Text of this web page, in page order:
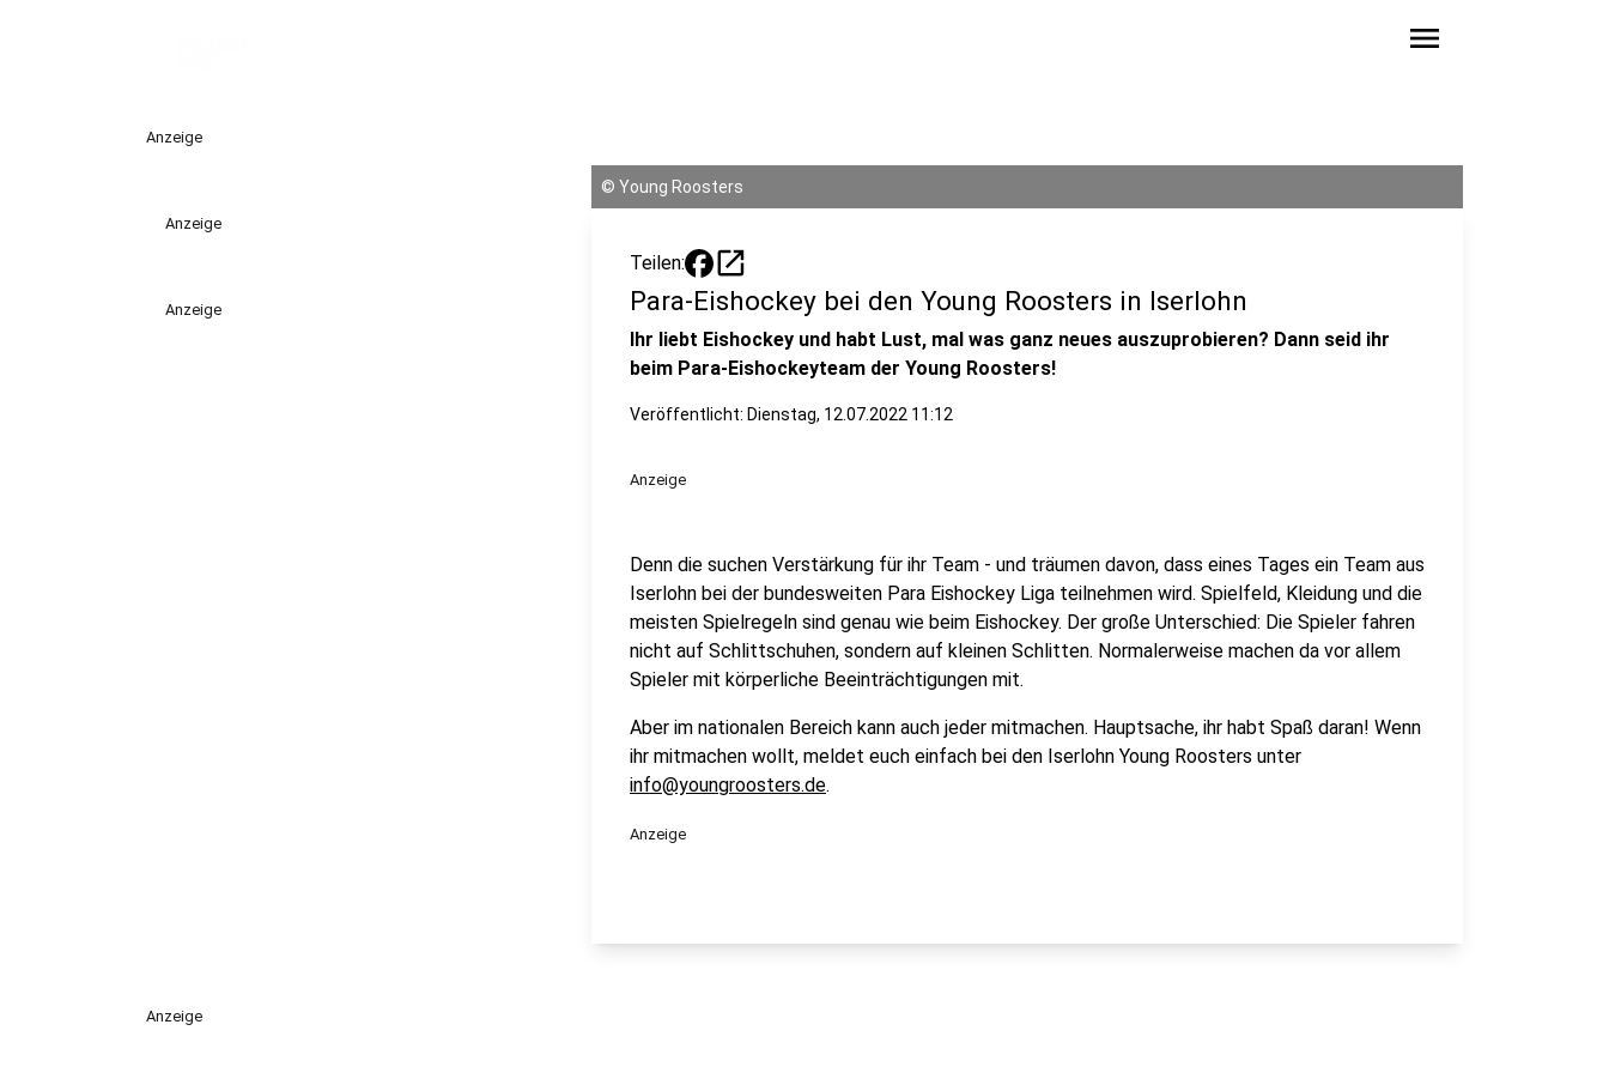
menu
Anzeige
Anzeige
Anzeige
© Young Roosters
Teilen: open_in_new
Para-Eishockey bei den Young Roosters in Iserlohn
Ihr liebt Eishockey und habt Lust, mal was ganz neues auszuprobieren? Dann seid ihr
beim Para-Eishockeyteam der Young Roosters!
Veröffentlicht: Dienstag, 12.07.2022 11:12
Anzeige
Denn die suchen Verstärkung für ihr Team - und träumen davon, dass eines Tages ein Team aus
Iserlohn bei der bundesweiten Para Eishockey Liga teilnehmen wird. Spielfeld, Kleidung und die
meisten Spielregeln sind genau wie beim Eishockey. Der große Unterschied: Die Spieler fahren
nicht auf Schlittschuhen, sondern auf kleinen Schlitten. Normalerweise machen da vor allem
Spieler mit körperliche Beeinträchtigungen mit.
Aber im nationalen Bereich kann auch jeder mitmachen. Hauptsache, ihr habt Spaß daran! Wenn
ihr mitmachen wollt, meldet euch einfach bei den Iserlohn Young Roosters unter
info@youngroosters.de.
Anzeige
Anzeige